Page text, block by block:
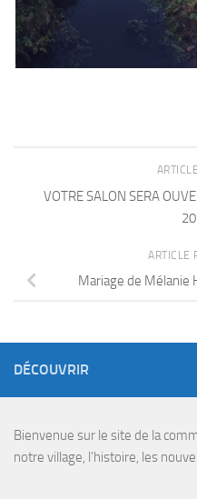
VOTRE SALON SERA
ARTICLE
Mariage de Mélanie
DÉCOUVRIR
Bienvenue sur le site de la
notre village, l’histoire, les